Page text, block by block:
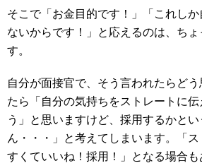
そこで「お金目的です！」「これし
ないからです！」と応えるのは、ちょ
す。
自分が面接官で、そう言われたらど
たら「自分の気持ちをストレートに
う」と思いますけど、採用するかと
ん・・・」と考えてしまいます。「
すくていいね！採用！」となる場合